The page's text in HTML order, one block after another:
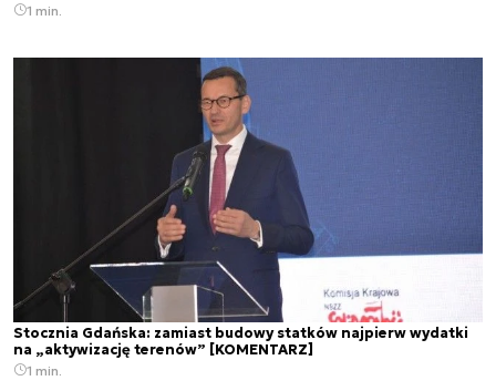
1 min.
Stocznia Gdańska: zamiast budowy statków najpierw wydatki
na „aktywizację terenów” [KOMENTARZ]
1 min.